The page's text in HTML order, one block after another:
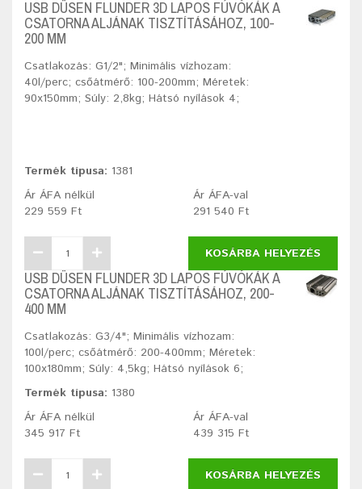
USB DÜSEN FLUNDER 3D LAPOS FÚVÓKÁK A
CSATORNA ALJÁNAK TISZTÍTÁSÁHOZ, 100-
200 MM
Csatlakozás: G1/2"; Minimális vízhozam:
40l/perc; csőátmérő: 100-200mm; Méretek:
90x150mm; Súly: 2,8kg; Hátsó nyílások 4;
Termék típusa: 1381
Ár ÁFA nélkül
229 559 Ft
Ár ÁFA-val
291 540 Ft
KOSÁRBA HELYEZÉS
USB DÜSEN FLUNDER 3D LAPOS FÚVÓKÁK A
CSATORNA ALJÁNAK TISZTÍTÁSÁHOZ, 200-
400 MM
Csatlakozás: G3/4"; Minimális vízhozam:
100l/perc; csőátmérő: 200-400mm; Méretek:
100x180mm; Súly: 4,5kg; Hátsó nyílások 6;
Termék típusa: 1380
Ár ÁFA nélkül
345 917 Ft
Ár ÁFA-val
439 315 Ft
KOSÁRBA HELYEZÉS